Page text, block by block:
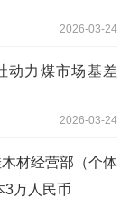
2026-03-24
动力煤市场基差
2026-03-24
木材经营部（个体
3万人民币